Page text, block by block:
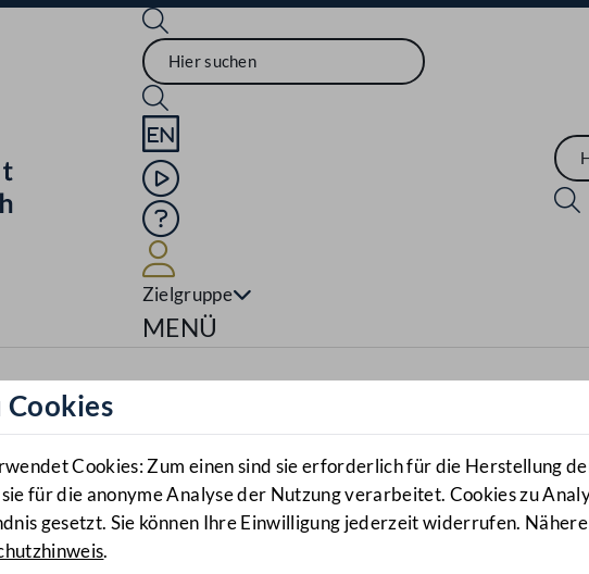
Sprache English
Mediathek
Hilfe
Zielgruppe
Navigationsmenü öffnen
MENÜ
Cookies
Cookies: Zum einen sind sie erforderlich für die Herstellung
für die anonyme Analyse der Nutzung verarbeitet. Cookies zu
gesetzt. Sie können Ihre Einwilligung jederzeit widerrufen.
.